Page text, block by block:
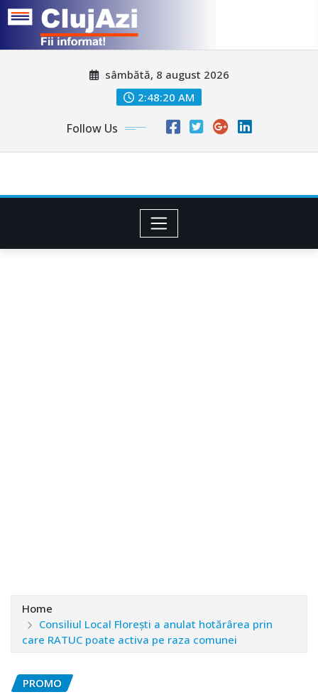
sâmbătă, 8 august 2026
2:48:23 AM
Follow Us
Home
Consiliul Local Florești a anulat hotărârea prin
care RATUC poate activa pe raza comunei
PROMO